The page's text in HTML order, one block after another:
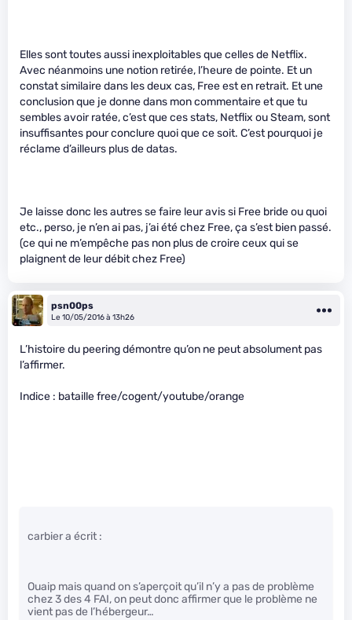
Elles sont toutes aussi inexploitables que celles de Netflix.
Avec néanmoins une notion retirée, l’heure de pointe. Et un
constat similaire dans les deux cas, Free est en retrait. Et une
conclusion que je donne dans mon commentaire et que tu
sembles avoir ratée, c’est que ces stats, Netflix ou Steam, sont
insuffisantes pour conclure quoi que ce soit. C’est pourquoi je
réclame d’ailleurs plus de datas.
Je laisse donc les autres se faire leur avis si Free bride ou quoi
etc., perso, je n’en ai pas, j’ai été chez Free, ça s’est bien passé.
(ce qui ne m’empêche pas non plus de croire ceux qui se
plaignent de leur débit chez Free)
psn00ps
Le 10/05/2016 à 13h26
L’histoire du peering démontre qu’on ne peut absolument pas
l’affirmer.
Indice : bataille free/cogent/youtube/orange
carbier a écrit :
Ouaip mais quand on s’aperçoit qu’il n’y a pas de problème
chez 3 des 4 FAI, on peut donc affirmer que le problème ne
vient pas de l’hébergeur…